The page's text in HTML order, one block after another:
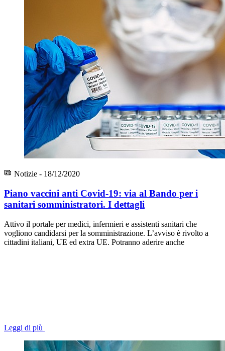
Notizie - 18/12/2020
Piano vaccini anti Covid-19: via al Bando per i
sanitari somministratori. I dettagli
Attivo il portale per medici, infermieri e assistenti sanitari che
vogliono candidarsi per la somministrazione. L’avviso è rivolto a
cittadini italiani, UE ed extra UE. Potranno aderire anche
Leggi di più